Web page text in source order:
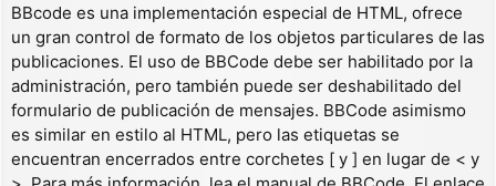
BBcode es una implementación especial de HTML, ofrece
un gran control de formato de los objetos particulares de las
publicaciones. El uso de BBCode debe ser habilitado por la
administración, pero también puede ser deshabilitado del
formulario de publicación de mensajes. BBCode asimismo
es similar en estilo al HTML, pero las etiquetas se
encuentran encerrados entre corchetes [ y ] en lugar de < y